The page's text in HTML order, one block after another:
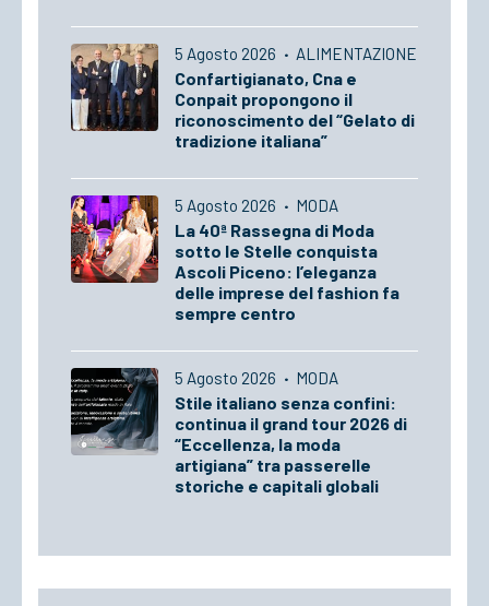
5 Agosto 2026 · ALIMENTAZIONE
Confartigianato, Cna e
Conpait propongono il
riconoscimento del “Gelato di
tradizione italiana”
5 Agosto 2026 · MODA
La 40ª Rassegna di Moda
sotto le Stelle conquista
Ascoli Piceno: l’eleganza
delle imprese del fashion fa
sempre centro
5 Agosto 2026 · MODA
Stile italiano senza confini:
continua il grand tour 2026 di
“Eccellenza, la moda
artigiana” tra passerelle
storiche e capitali globali